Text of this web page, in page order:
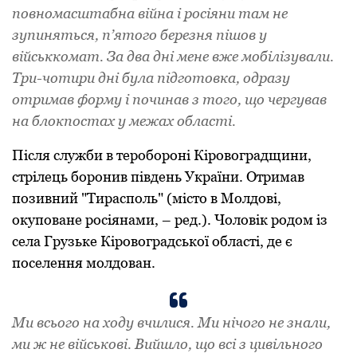
повномасштабна війна і росіяни там не
зупиняться, п’ятого березня пішов у
військкомат. За два дні мене вже мобілізували.
Три-чотири дні була підготовка, одразу
отримав форму і починав з того, що чергував
на блокпостах у межах області.
Після служби в теробороні Кіровоградщини,
стрілець боронив південь України. Отримав
позивний "Тирасполь" (місто в Молдові,
окуповане росіянами, – ред.). Чоловік родом із
села Грузьке Кіровоградської області, де є
поселення молдован.
Ми всього на ходу вчилися. Ми нічого не знали,
ми ж не військові. Вийшло, що всі з цивільного